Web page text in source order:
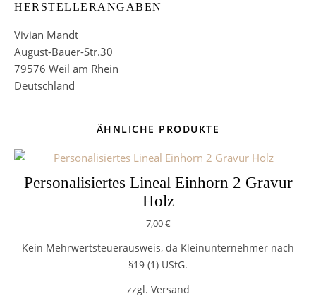
HERSTELLERANGABEN
Vivian Mandt
August-Bauer-Str.30
79576 Weil am Rhein
Deutschland
ÄHNLICHE PRODUKTE
Personalisiertes Lineal Einhorn 2 Gravur
Holz
7,00€
Kein Mehrwertsteuerausweis, da Kleinunternehmer nach
§19 (1) UStG.
zzgl. Versand